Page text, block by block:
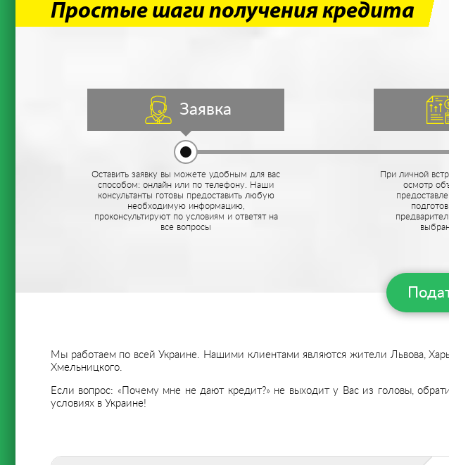
Простые шаги получения кредита
Заявка
Оставить заявку вы можете удобным для вас
способом: онлайн или по телефону. Наши
консультанты готовы предоставить любую
необходимую информацию,
проконсультируют по условиям и ответят на
все вопросы
При личной
осмотр
Мы работаем по всей Украине. Нашими клиентами являются жители Львова,
Хмельницкого.
Если вопрос: «Почему мне не дают кредит?» не выходит у Вас из головы,
условиях в Украине!